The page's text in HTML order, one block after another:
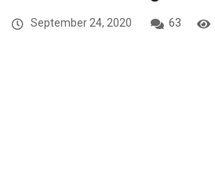
September 24, 2020 63